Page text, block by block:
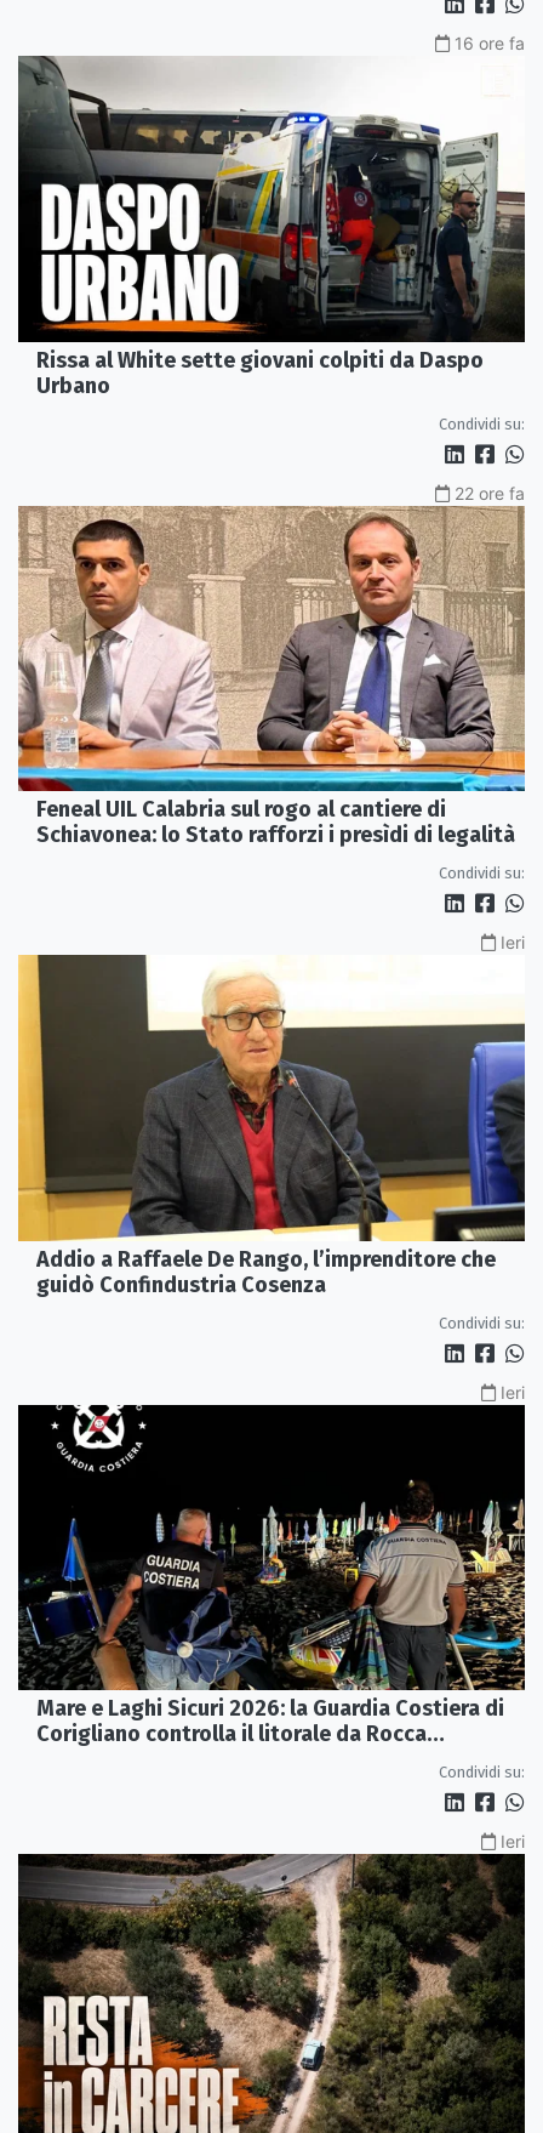
16 ore fa
Rissa al White sette giovani colpiti da Daspo
Urbano
Condividi su:
22 ore fa
Feneal UIL Calabria sul rogo al cantiere di
Schiavonea: lo Stato rafforzi i presìdi di legalità
Condividi su:
Ieri
Addio a Raffaele De Rango, l’imprenditore che
guidò Confindustria Cosenza
Condividi su:
Ieri
Mare e Laghi Sicuri 2026: la Guardia Costiera di
Corigliano controlla il litorale da Rocca
Condividi su:
Ieri